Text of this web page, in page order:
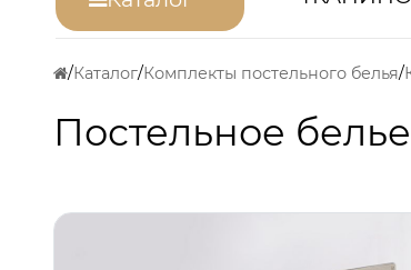
Каталог Комплекты постельного белья
Постельное